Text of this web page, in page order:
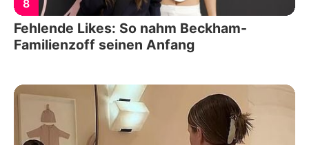
8
Fehlende Likes: So nahm Beckham-
Familienzoff seinen Anfang